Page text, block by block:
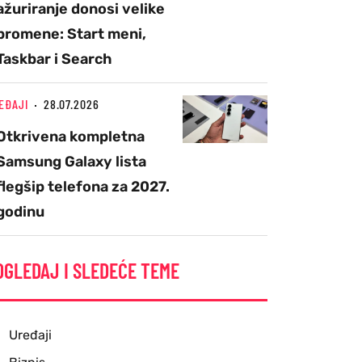
donosi velike
Start meni,
i Search
28.07.2026
kompletna
Galaxy lista
telefona za 2027.
I SLEDEĆE TEME
Uređaji